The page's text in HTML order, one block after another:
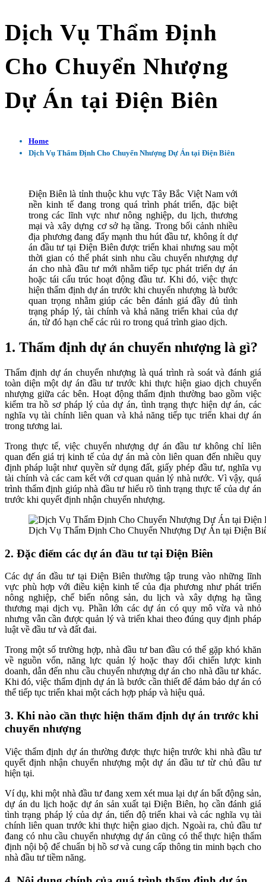
Dịch Vụ Thẩm Định
Cho Chuyển Nhượng
Dự Án tại Điện Biên
Home
Dịch Vụ Thẩm Định Cho Chuyển Nhượng Dự Án tại Điện Biên
Điện Biên là tỉnh thuộc khu vực Tây Bắc Việt Nam với
nền kinh tế đang trong quá trình phát triển, đặc biệt
trong các lĩnh vực như nông nghiệp, du lịch, thương
mại và xây dựng cơ sở hạ tầng. Trong bối cảnh nhiều
địa phương đang đẩy mạnh thu hút đầu tư, không ít dự
án đầu tư tại Điện Biên được triển khai nhưng sau một
thời gian có thể phát sinh nhu cầu chuyển nhượng dự
án cho nhà đầu tư mới nhằm tiếp tục phát triển dự án
hoặc tái cấu trúc hoạt động đầu tư. Khi đó, việc thực
hiện thẩm định dự án trước khi chuyển nhượng là bước
quan trọng nhằm giúp các bên đánh giá đầy đủ tình
trạng pháp lý, tài chính và khả năng triển khai của dự
án, từ đó hạn chế các rủi ro trong quá trình giao dịch.
1. Thẩm định dự án chuyển nhượng là gì?
Thẩm định dự án chuyển nhượng là quá trình rà soát và đánh giá
toàn diện một dự án đầu tư trước khi thực hiện giao dịch chuyển
nhượng giữa các bên. Hoạt động thẩm định thường bao gồm việc
kiểm tra hồ sơ pháp lý của dự án, tình trạng thực hiện dự án, các
nghĩa vụ tài chính liên quan và khả năng tiếp tục triển khai dự án
trong tương lai.
Trong thực tế, việc chuyển nhượng dự án đầu tư không chỉ liên
quan đến giá trị kinh tế của dự án mà còn liên quan đến nhiều quy
định pháp luật như quyền sử dụng đất, giấy phép đầu tư, nghĩa vụ
tài chính và các cam kết với cơ quan quản lý nhà nước. Vì vậy, quá
trình thẩm định giúp nhà đầu tư hiểu rõ tình trạng thực tế của dự án
trước khi quyết định nhận chuyển nhượng.
Dịch Vụ Thẩm Định Cho Chuyển Nhượng Dự Án tại Điện
2. Đặc điểm các dự án đầu tư tại Điện Biên
Các dự án đầu tư tại Điện Biên thường tập trung vào những lĩnh
vực phù hợp với điều kiện kinh tế của địa phương như phát triển
nông nghiệp, chế biến nông sản, du lịch và xây dựng hạ tầng
thương mại dịch vụ. Phần lớn các dự án có quy mô vừa và nhỏ
nhưng vẫn cần được quản lý và triển khai theo đúng quy định pháp
luật về đầu tư và đất đai.
Trong một số trường hợp, nhà đầu tư ban đầu có thể gặp khó khăn
về nguồn vốn, năng lực quản lý hoặc thay đổi chiến lược kinh
doanh, dẫn đến nhu cầu chuyển nhượng dự án cho nhà đầu tư khác.
Khi đó, việc thẩm định dự án là bước cần thiết để đảm bảo dự án có
thể tiếp tục triển khai một cách hợp pháp và hiệu quả.
3. Khi nào cần thực hiện thẩm định dự án trước khi
chuyển nhượng
Việc thẩm định dự án thường được thực hiện trước khi nhà đầu tư
quyết định nhận chuyển nhượng một dự án đầu tư từ chủ đầu tư
hiện tại.
Ví dụ, khi một nhà đầu tư đang xem xét mua lại dự án bất động sản,
dự án du lịch hoặc dự án sản xuất tại Điện Biên, họ cần đánh giá
tình trạng pháp lý của dự án, tiến độ triển khai và các nghĩa vụ tài
chính liên quan trước khi thực hiện giao dịch. Ngoài ra, chủ đầu tư
đang có nhu cầu chuyển nhượng dự án cũng có thể thực hiện thẩm
định nội bộ để chuẩn bị hồ sơ và cung cấp thông tin minh bạch cho
nhà đầu tư tiềm năng.